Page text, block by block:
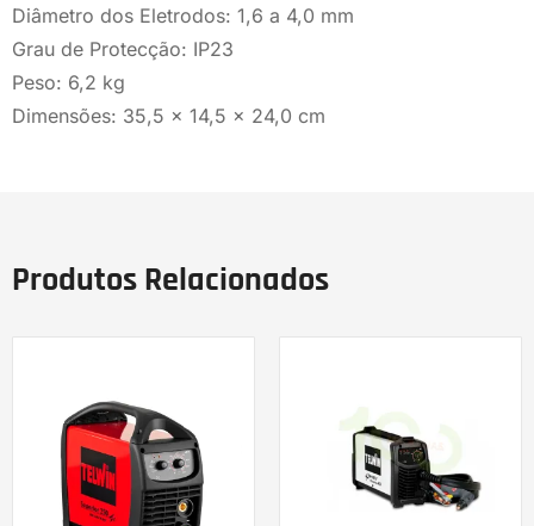
Diâmetro dos Eletrodos: 1,6 a 4,0 mm
Grau de Protecção: IP23
Peso: 6,2 kg
Dimensões: 35,5 x 14,5 x 24,0 cm
Produtos Relacionados